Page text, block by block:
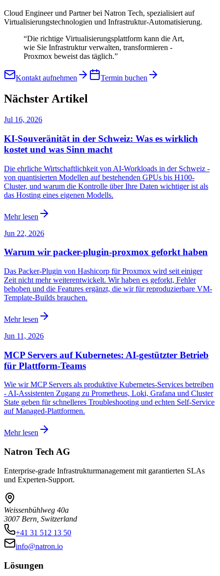
Cloud Engineer und Partner bei Natron Tech, spezialisiert auf
Virtualisierungstechnologien und Infrastruktur-Automatisierung.
“Die richtige Virtualisierungsplattform kann die Art,
wie Sie Infrastruktur verwalten, transformieren -
Proxmox beweist das täglich.”
Kontakt aufnehmen Termin buchen
Nächster Artikel
Jul 16, 2026
KI-Souveränität in der Schweiz: Was es wirklich
kostet und was Sinn macht
Die ehrliche Wirtschaftlichkeit von AI-Workloads in der Schweiz -
von quantisierten Modellen auf bestehenden GPUs bis H100-
Cluster, und warum die Kontrolle über Ihre Daten wichtiger ist als
das Hosting eines eigenen Modells.
Mehr lesen
Jun 22, 2026
Warum wir packer-plugin-proxmox geforkt haben
Das Packer-Plugin von Hashicorp für Proxmox wird seit einiger
Zeit nicht mehr weiterentwickelt. Wir haben es geforkt, Fehler
behoben und die Features ergänzt, die wir für reproduzierbare VM-
Template-Builds brauchen.
Mehr lesen
Jun 11, 2026
MCP Servers auf Kubernetes: AI-gestützter Betrieb
für Plattform-Teams
Wie wir MCP Servers als produktive Kubernetes-Services betreiben
- AI-Assistenten Zugang zu Prometheus, Loki, Grafana und Cluster
State geben für schnelleres Troubleshooting und echten Self-Service
auf Managed-Plattformen.
Mehr lesen
Natron Tech AG
Enterprise-grade Infrastrukturmanagement mit garantierten SLAs
und Experten-Support.
Weissenbühlweg 40a
3007 Bern, Switzerland
+41 31 512 13 50
info@natron.io
Lösungen